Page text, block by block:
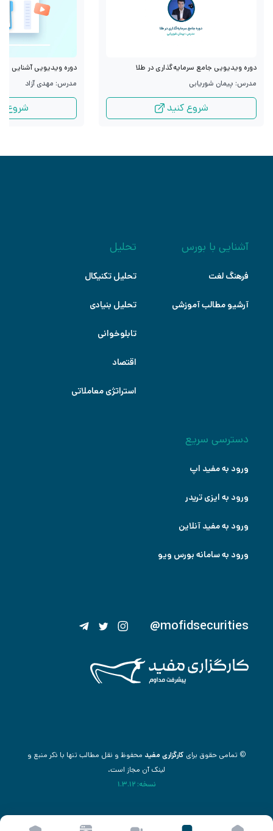
دوره ویدیویی جامع سرمایه‌گذاری در طلا
مدرس: پیمان شوریابی
شروع کنید
دوره ویدیویی آشنایی با
مدرس: مهدی آزاد
شروع
@mofidsecurities
آشنایی با بورس
فرهنگ لغت
آرشیو مطالب آموزشی
تحلیل
تحلیل تکنیکال
تحلیل بنیادی
تابلوخوانی
اقتصاد
استراتژی معاملاتی
دسترسی سریع
ورود به مفید اپ
ورود به ایزی تریدر
ورود به مفید آنلاین
ورود به سامانه بورس ویو
© تمامی حقوق برای کارگزاری مفید محفوظ و نقل مطالب تنها با ذکر منبع و
لینک آن مجاز است.
نسخه: 1.3.12